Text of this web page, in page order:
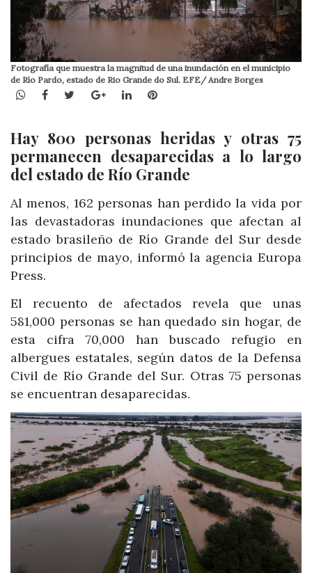
Fotografía que muestra la magnitud de una inundación en el municipio
de Río Pardo, estado de Rio Grande do Sul. EFE/ Andre Borges
WhatsApp
Facebook
TwitterGoogle+LinkedInPinterest
Hay 800 personas heridas y otras 75
permanecen desaparecidas a lo largo
del estado de Río Grande
Al menos, 162 personas han perdido la vida por
las devastadoras inundaciones que afectan al
estado brasileño de Río Grande del Sur desde
principios de mayo, informó la agencia Europa
Press.
El recuento de afectados revela que unas
581,000 personas se han quedado sin hogar, de
esta cifra 70,000 han buscado refugio en
albergues estatales, según datos de la Defensa
Civil de Río Grande del Sur. Otras 75 personas
se encuentran desaparecidas.